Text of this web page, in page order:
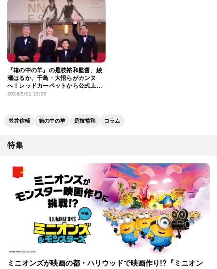
『箱の中の羊』の是枝裕和監督、綾
瀬はるか、千鳥・大悟らがカンヌ
へ！レッドカーペットから公式上
映、会見までをレポート
2026/5/21 13:30
笠井信輔 箱の中の羊 是枝裕和 コラム
特集
ミニオンズが映画の都・ハリウッドで映画作り!?『ミニオン